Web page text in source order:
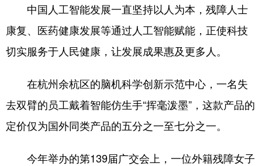
中国人工智能发展一直坚持以人为本，残障人士
康复、医药健康发展等通过人工智能赋能，正使科技
切实服务于人民健康，让发展成果惠及更多人。
在杭州余杭区的脑机科学创新示范中心，一名失
去双臂的员工戴着智能仿生手“挥毫泼墨”，这款产品的
定价仅为国外同类产品的五分之一至七分之一。
今年举办的第139届广交会上，一位外籍残障女子